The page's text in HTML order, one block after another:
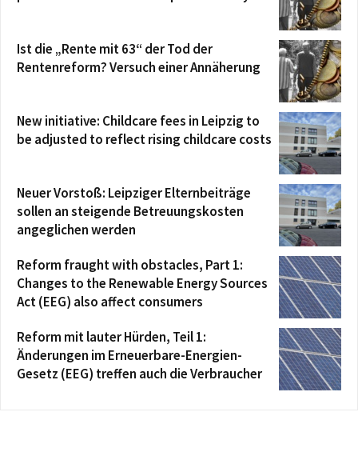
Ist die „Rente mit 63“ der Tod der
Rentenreform? Versuch einer Annäherung
New initiative: Childcare fees in Leipzig to
be adjusted to reflect rising childcare costs
Neuer Vorstoß: Leipziger Elternbeiträge
sollen an steigende Betreuungskosten
angeglichen werden
Reform fraught with obstacles, Part 1:
Changes to the Renewable Energy Sources
Act (EEG) also affect consumers
Reform mit lauter Hürden, Teil 1:
Änderungen im Erneuerbare-Energien-
Gesetz (EEG) treffen auch die Verbraucher